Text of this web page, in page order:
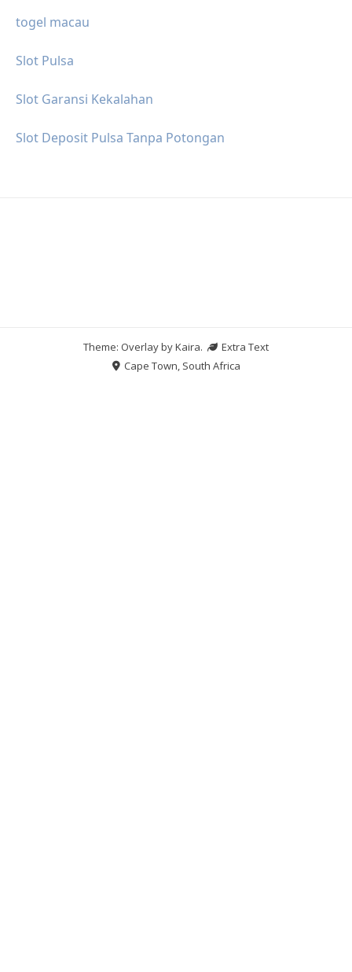
togel macau
Slot Pulsa
Slot Garansi Kekalahan
Slot Deposit Pulsa Tanpa Potongan
Theme: Overlay byKaira.
Extra Text
Cape Town, South Africa